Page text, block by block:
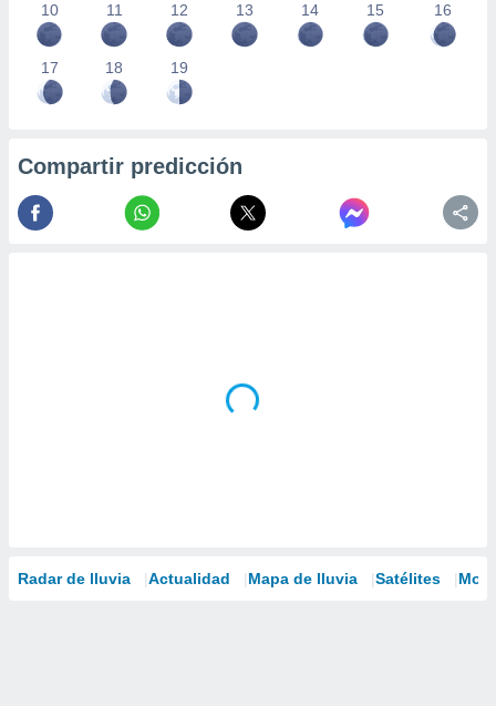
10 11 12 13 14 15 16
17 18 19
Compartir predicción
Radar de lluvia Actualidad Mapa de lluvia Satélites